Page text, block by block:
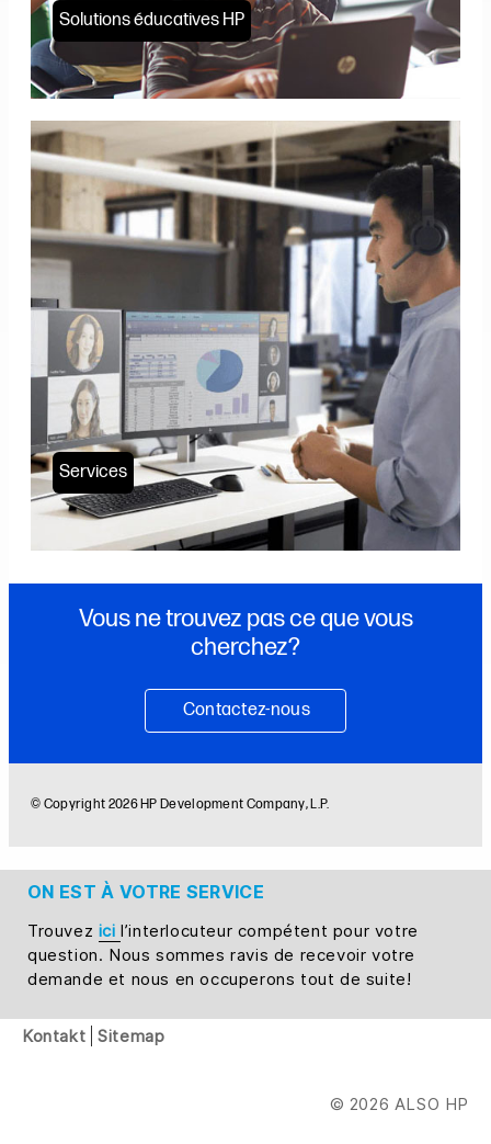
ON EST À VOTRE SERVICE
Trouvez icil’interlocuteur compétent pour votre
question. Nous sommes ravis de recevoir votre
demande et nous en occuperons tout de suite!
Kontakt Sitemap
© 2026 ALSO HP